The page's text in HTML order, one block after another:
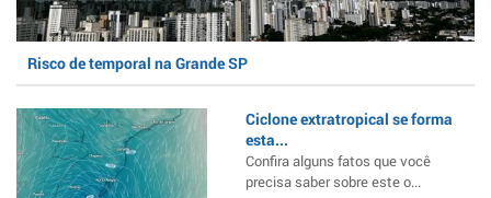
Risco de temporal na Grande SP
Ciclone extratropical se forma
esta...
Confira alguns fatos que você
precisa saber sobre este o...